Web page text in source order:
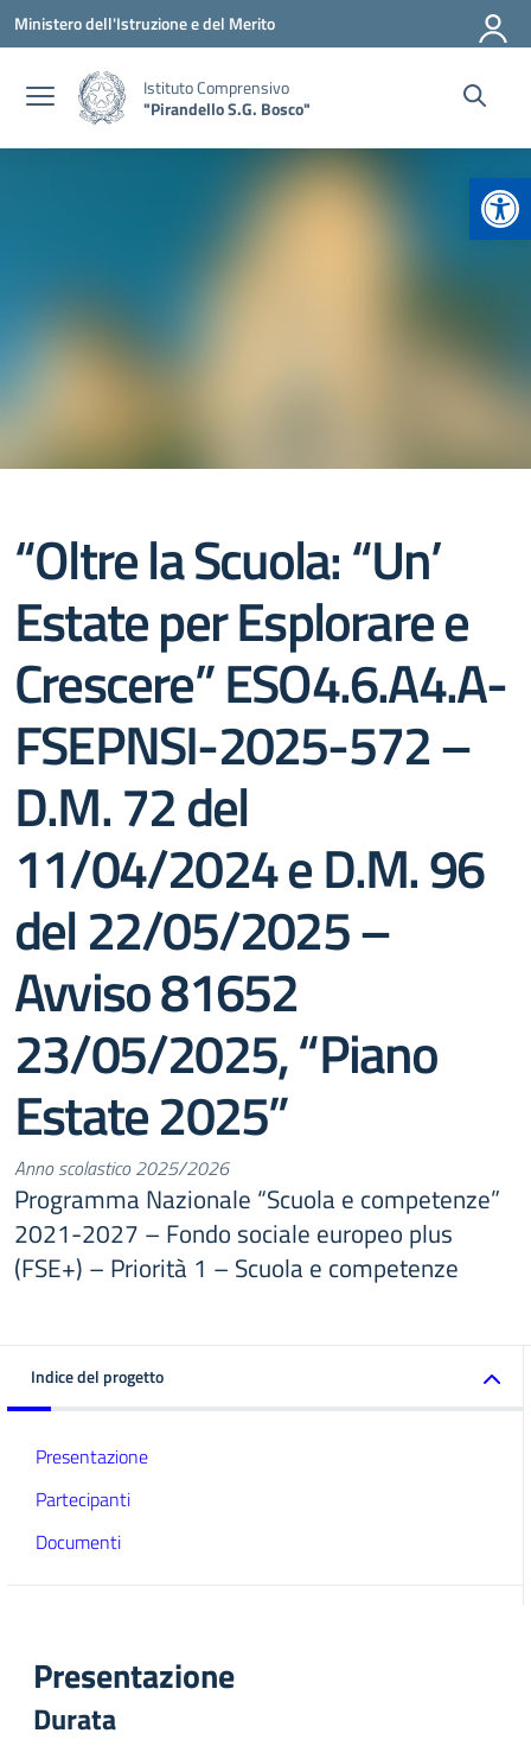
Vai ai contenuti
Vai al menu di navigazione
Vai al footer
Ministero dell'Istruzione e del Merito
Istituto Comprensivo
"Pirandello S.G. Bosco"
“Oltre la Scuola: “Un’
Estate per Esplorare e
Crescere” ESO4.6.A4.A-
FSEPNSI-2025-572 –
D.M. 72 del
11/04/2024 e D.M. 96
del 22/05/2025 –
Avviso 81652
23/05/2025, “Piano
Estate 2025”
Anno scolastico 2025/2026
Programma Nazionale “Scuola e competenze”
2021-2027 – Fondo sociale europeo plus
(FSE+) – Priorità 1 – Scuola e competenze
Indice del progetto
Presentazione
Partecipanti
Documenti
Presentazione
Durata